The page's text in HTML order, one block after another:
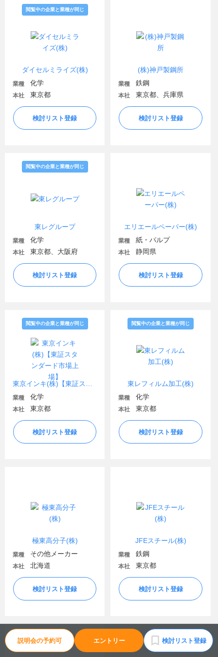
説明会の予約可 エントリー 検討リスト登録
ダイセルミライズ(株)
閲覧中の企業と業種が同じ
業種 化学
本社 東京都
検討リスト登録
(株)神戸製鋼所
業種 鉄鋼
本社 東京都、兵庫県
検討リスト登録
東レグループ
閲覧中の企業と業種が同じ
業種 化学
本社 東京都、大阪府
検討リスト登録
エリエールペーパー(株)
業種 紙・パルプ
本社 静岡県
検討リスト登録
閲覧中の企業と業種が同じ
業種 化学
本社 東京都
検討リスト登録
東レフィルム加工(株)
閲覧中の企業と業種が同じ
業種 化学
本社 東京都
検討リスト登録
極東高分子(株)
業種 その他メーカー
本社 北海道
検討リスト登録
JFEスチール(株)
業種 鉄鋼
本社 東京都
検討リスト登録